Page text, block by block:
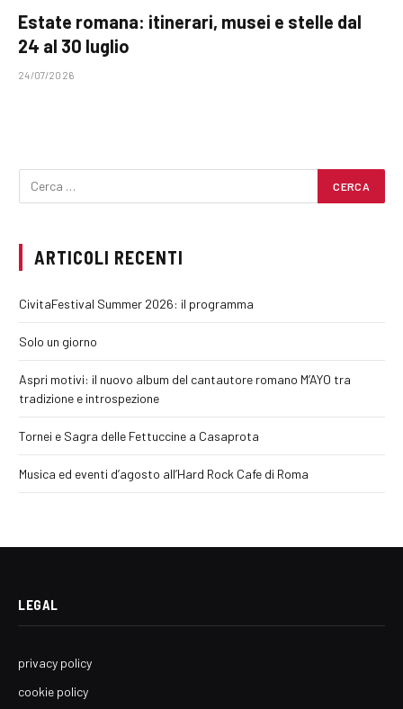
Estate romana: itinerari, musei e stelle dal
24 al 30 luglio
24/07/2026
ARTICOLI RECENTI
CivitaFestival Summer 2026: il programma
Solo un giorno
Aspri motivi: il nuovo album del cantautore romano M’AYO tra
tradizione e introspezione
Tornei e Sagra delle Fettuccine a Casaprota
Musica ed eventi d’agosto all’Hard Rock Cafe di Roma
LEGAL
privacy policy
cookie policy